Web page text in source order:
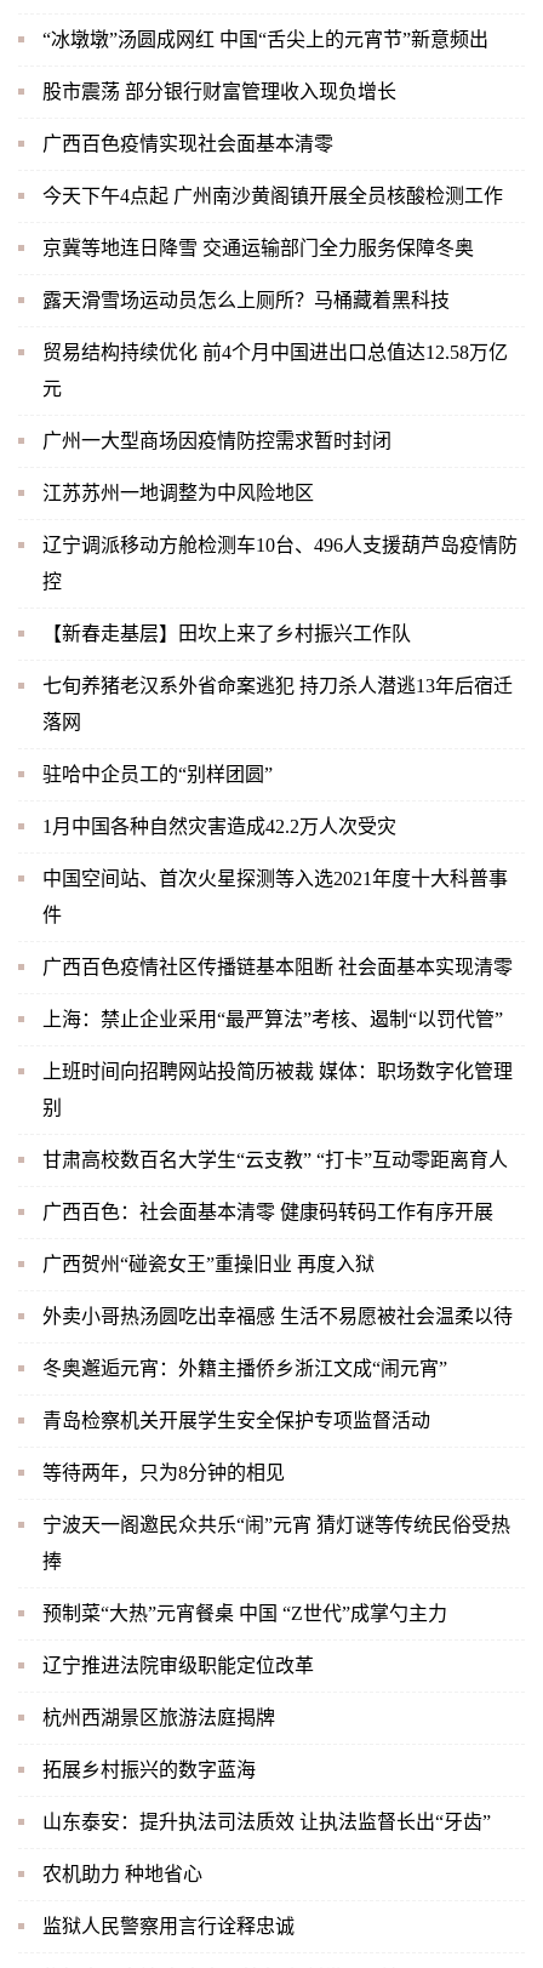
“冰墩墩”汤圆成网红 中国“舌尖上的元宵节”新意频出
股市震荡 部分银行财富管理收入现负增长
广西百色疫情实现社会面基本清零
今天下午4点起 广州南沙黄阁镇开展全员核酸检测工作
京冀等地连日降雪 交通运输部门全力服务保障冬奥
露天滑雪场运动员怎么上厕所？马桶藏着黑科技
贸易结构持续优化 前4个月中国进出口总值达12.58万亿
元
广州一大型商场因疫情防控需求暂时封闭
江苏苏州一地调整为中风险地区
辽宁调派移动方舱检测车10台、496人支援葫芦岛疫情防
控
【新春走基层】田坎上来了乡村振兴工作队
七旬养猪老汉系外省命案逃犯 持刀杀人潜逃13年后宿迁
落网
驻哈中企员工的“别样团圆”
1月中国各种自然灾害造成42.2万人次受灾
中国空间站、首次火星探测等入选2021年度十大科普事
件
广西百色疫情社区传播链基本阻断 社会面基本实现清零
上海：禁止企业采用“最严算法”考核、遏制“以罚代管”
上班时间向招聘网站投简历被裁 媒体：职场数字化管理
别
甘肃高校数百名大学生“云支教” “打卡”互动零距离育人
广西百色：社会面基本清零 健康码转码工作有序开展
广西贺州“碰瓷女王”重操旧业 再度入狱
外卖小哥热汤圆吃出幸福感 生活不易愿被社会温柔以待
冬奥邂逅元宵：外籍主播侨乡浙江文成“闹元宵”
青岛检察机关开展学生安全保护专项监督活动
等待两年，只为8分钟的相见
宁波天一阁邀民众共乐“闹”元宵 猜灯谜等传统民俗受热
捧
预制菜“大热”元宵餐桌 中国 “Z世代”成掌勺主力
辽宁推进法院审级职能定位改革
杭州西湖景区旅游法庭揭牌
拓展乡村振兴的数字蓝海
山东泰安：提升执法司法质效 让执法监督长出“牙齿”
农机助力 种地省心
监狱人民警察用言行诠释忠诚